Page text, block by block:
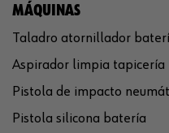
MÁQUINAS
Taladro atornillador
Aspirador limpia tapicería
Pistola de impacto
Pistola silicona batería